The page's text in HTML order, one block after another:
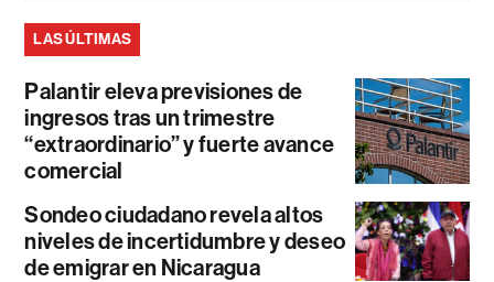
LAS ÚLTIMAS
Palantir eleva previsiones de
ingresos tras un trimestre
“extraordinario” y fuerte avance
comercial
Sondeo ciudadano revela altos
niveles de incertidumbre y deseo
de emigrar en Nicaragua